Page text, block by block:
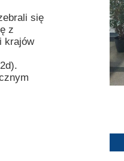
się
z
krajów
Wycieczki międzynarodowe
Wymiana polsko-niemiecka
Wymiana polsko-portugalska